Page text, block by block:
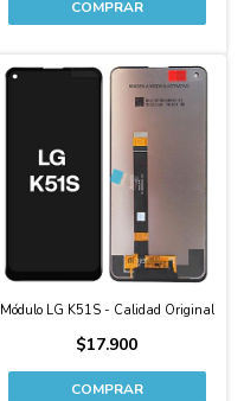
Módulo LG K51S - Calidad Original
$17.900